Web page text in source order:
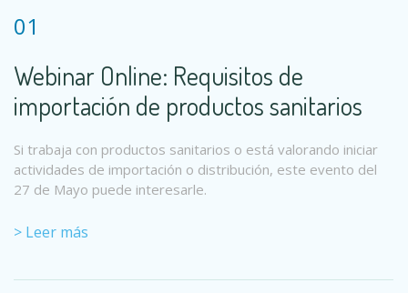
01
Webinar Online: Requisitos de
importación de productos sanitarios
Si trabaja con productos sanitarios o está valorando iniciar
actividades de importación o distribución, este evento del
27 de Mayo puede interesarle.
> Leer más